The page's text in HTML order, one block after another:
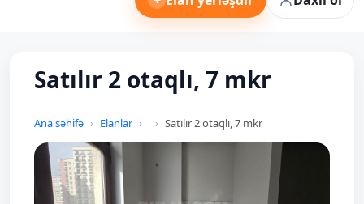
Satılır 2 otaqlı, 7 mkr
Ana səhifə Elanlar Satılır 2 otaqlı, 7 mkr